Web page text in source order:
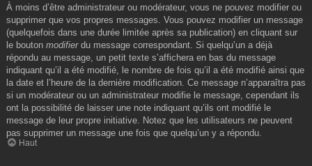
À moins d’être administrateur ou modérateur, vous ne pouvez modifier ou
supprimer que vos propres messages. Vous pouvez modifier un message
(quelquefois dans une durée limitée après sa publication) en cliquant sur
le bouton modifierdu message correspondant. Si quelqu’un a déjà
répondu au message, un petit texte s’affichera en bas du message
indiquant qu’il a été modifié, le nombre de fois qu’il a été modifié ainsi que
la date et l’heure de la dernière modification. Ce message n’apparaîtra pas
si un modérateur ou un administrateur modifie le message, cependant ils
ont la possibilité de laisser une note indiquant qu’ils ont modifié le
message de leur propre initiative. Notez que les utilisateurs ne peuvent
pas supprimer un message une fois que quelqu’un y a répondu.
Haut